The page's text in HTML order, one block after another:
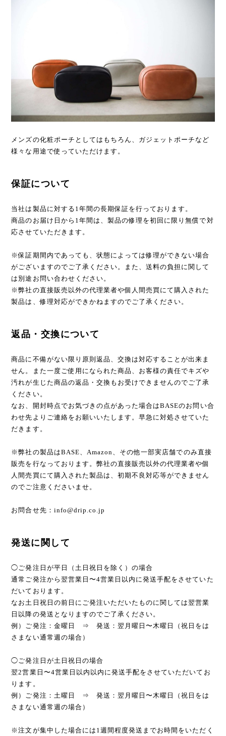
メンズの化粧ポーチとしてはもちろん、ガジェットポーチなど
様々な用途で使っていただけます。
保証について
当社は製品に対する1年間の長期保証を行っております。
商品のお届け日から1年間は、製品の修理を初回に限り無償で対
応させていただきます。
※保証期間内であっても、状態によっては修理ができない場合
がございますのでご了承ください。また、送料の負担に関して
は別途お問い合わせください。
※弊社の直接販売以外の代理業者や個人間売買にて購入された
製品は、修理対応ができかねますのでご了承ください。
返品・交換について
商品に不備がない限り原則返品、交換は対応することが出来ま
せん。また一度ご使用になられた商品、お客様の責任でキズや
汚れが生じた商品の返品・交換もお受けできませんのでご了承
ください。
なお、開封時点でお気づきの点があった場合はBASEのお問い合
わせ先よりご連絡をお願いいたします。早急に対処させていた
だきます。
※弊社の製品はBASE、Amazon、その他一部実店舗でのみ直接
販売を行なっております。弊社の直接販売以外の代理業者や個
人間売買にて購入された製品は、初期不良対応等ができません
のでご注意くださいませ。
お問合せ先： info@drip.co.jp
発送に関して
◯ご発注日が平日（土日祝日を除く）の場合
通常ご発注から翌営業日〜4営業日以内に発送手配をさせていた
だいております。
なお土日祝日の前日にご発注いただいたものに関しては翌営業
日以降の発送となりますのでご了承ください。
例）ご発注：金曜日 ⇒ 発送：翌月曜日〜木曜日（祝日をは
さまない通常週の場合）
◯ご発注日が土日祝日の場合
翌2営業日〜4営業日以内以内に発送手配をさせていただいてお
ります。
例）ご発注：土曜日 ⇒ 発送：翌月曜日〜木曜日（祝日をは
さまない通常週の場合）
※注文が集中した場合には1週間程度発送までお時間をいただく